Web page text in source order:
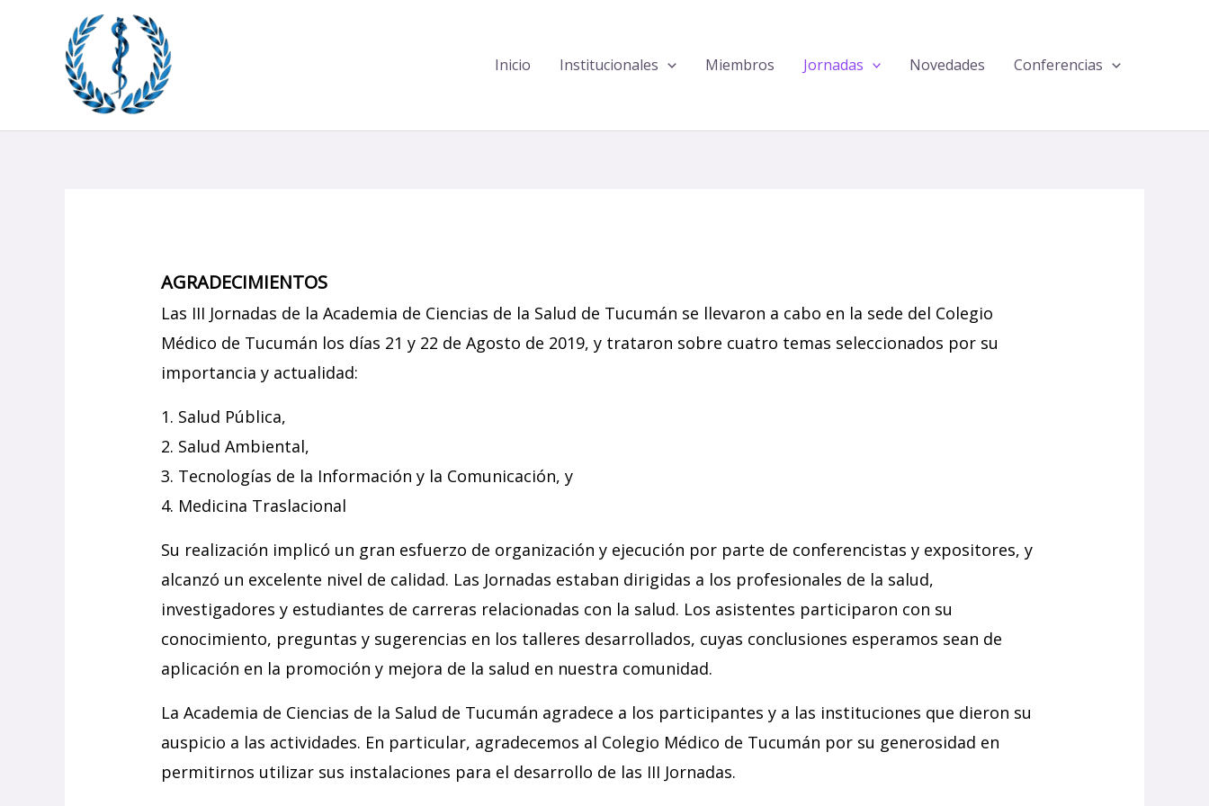
contenido
Inicio Institucionales Miembros Jornadas Novedades Conferencias
AGRADECIMIENTOS
Las III Jornadas de la Academia de Ciencias de la Salud de Tucumán se llevaron a cabo en la sede del Colegio
Médico de Tucumán los días 21 y 22 de Agosto de 2019, y trataron sobre cuatro temas seleccionados por su
importancia y actualidad:
1. Salud Pública,
2. Salud Ambiental,
3. Tecnologías de la Información y la Comunicación, y
4. Medicina Traslacional
Su realización implicó un gran esfuerzo de organización y ejecución por parte de conferencistas y expositores, y
alcanzó un excelente nivel de calidad. Las Jornadas estaban dirigidas a los profesionales de la salud,
investigadores y estudiantes de carreras relacionadas con la salud. Los asistentes participaron con su
conocimiento, preguntas y sugerencias en los talleres desarrollados, cuyas conclusiones esperamos sean de
aplicación en la promoción y mejora de la salud en nuestra comunidad.
La Academia de Ciencias de la Salud de Tucumán agradece a los participantes y a las instituciones que dieron su
auspicio a las actividades. En particular, agradecemos al Colegio Médico de Tucumán por su generosidad en
permitirnos utilizar sus instalaciones para el desarrollo de las III Jornadas.